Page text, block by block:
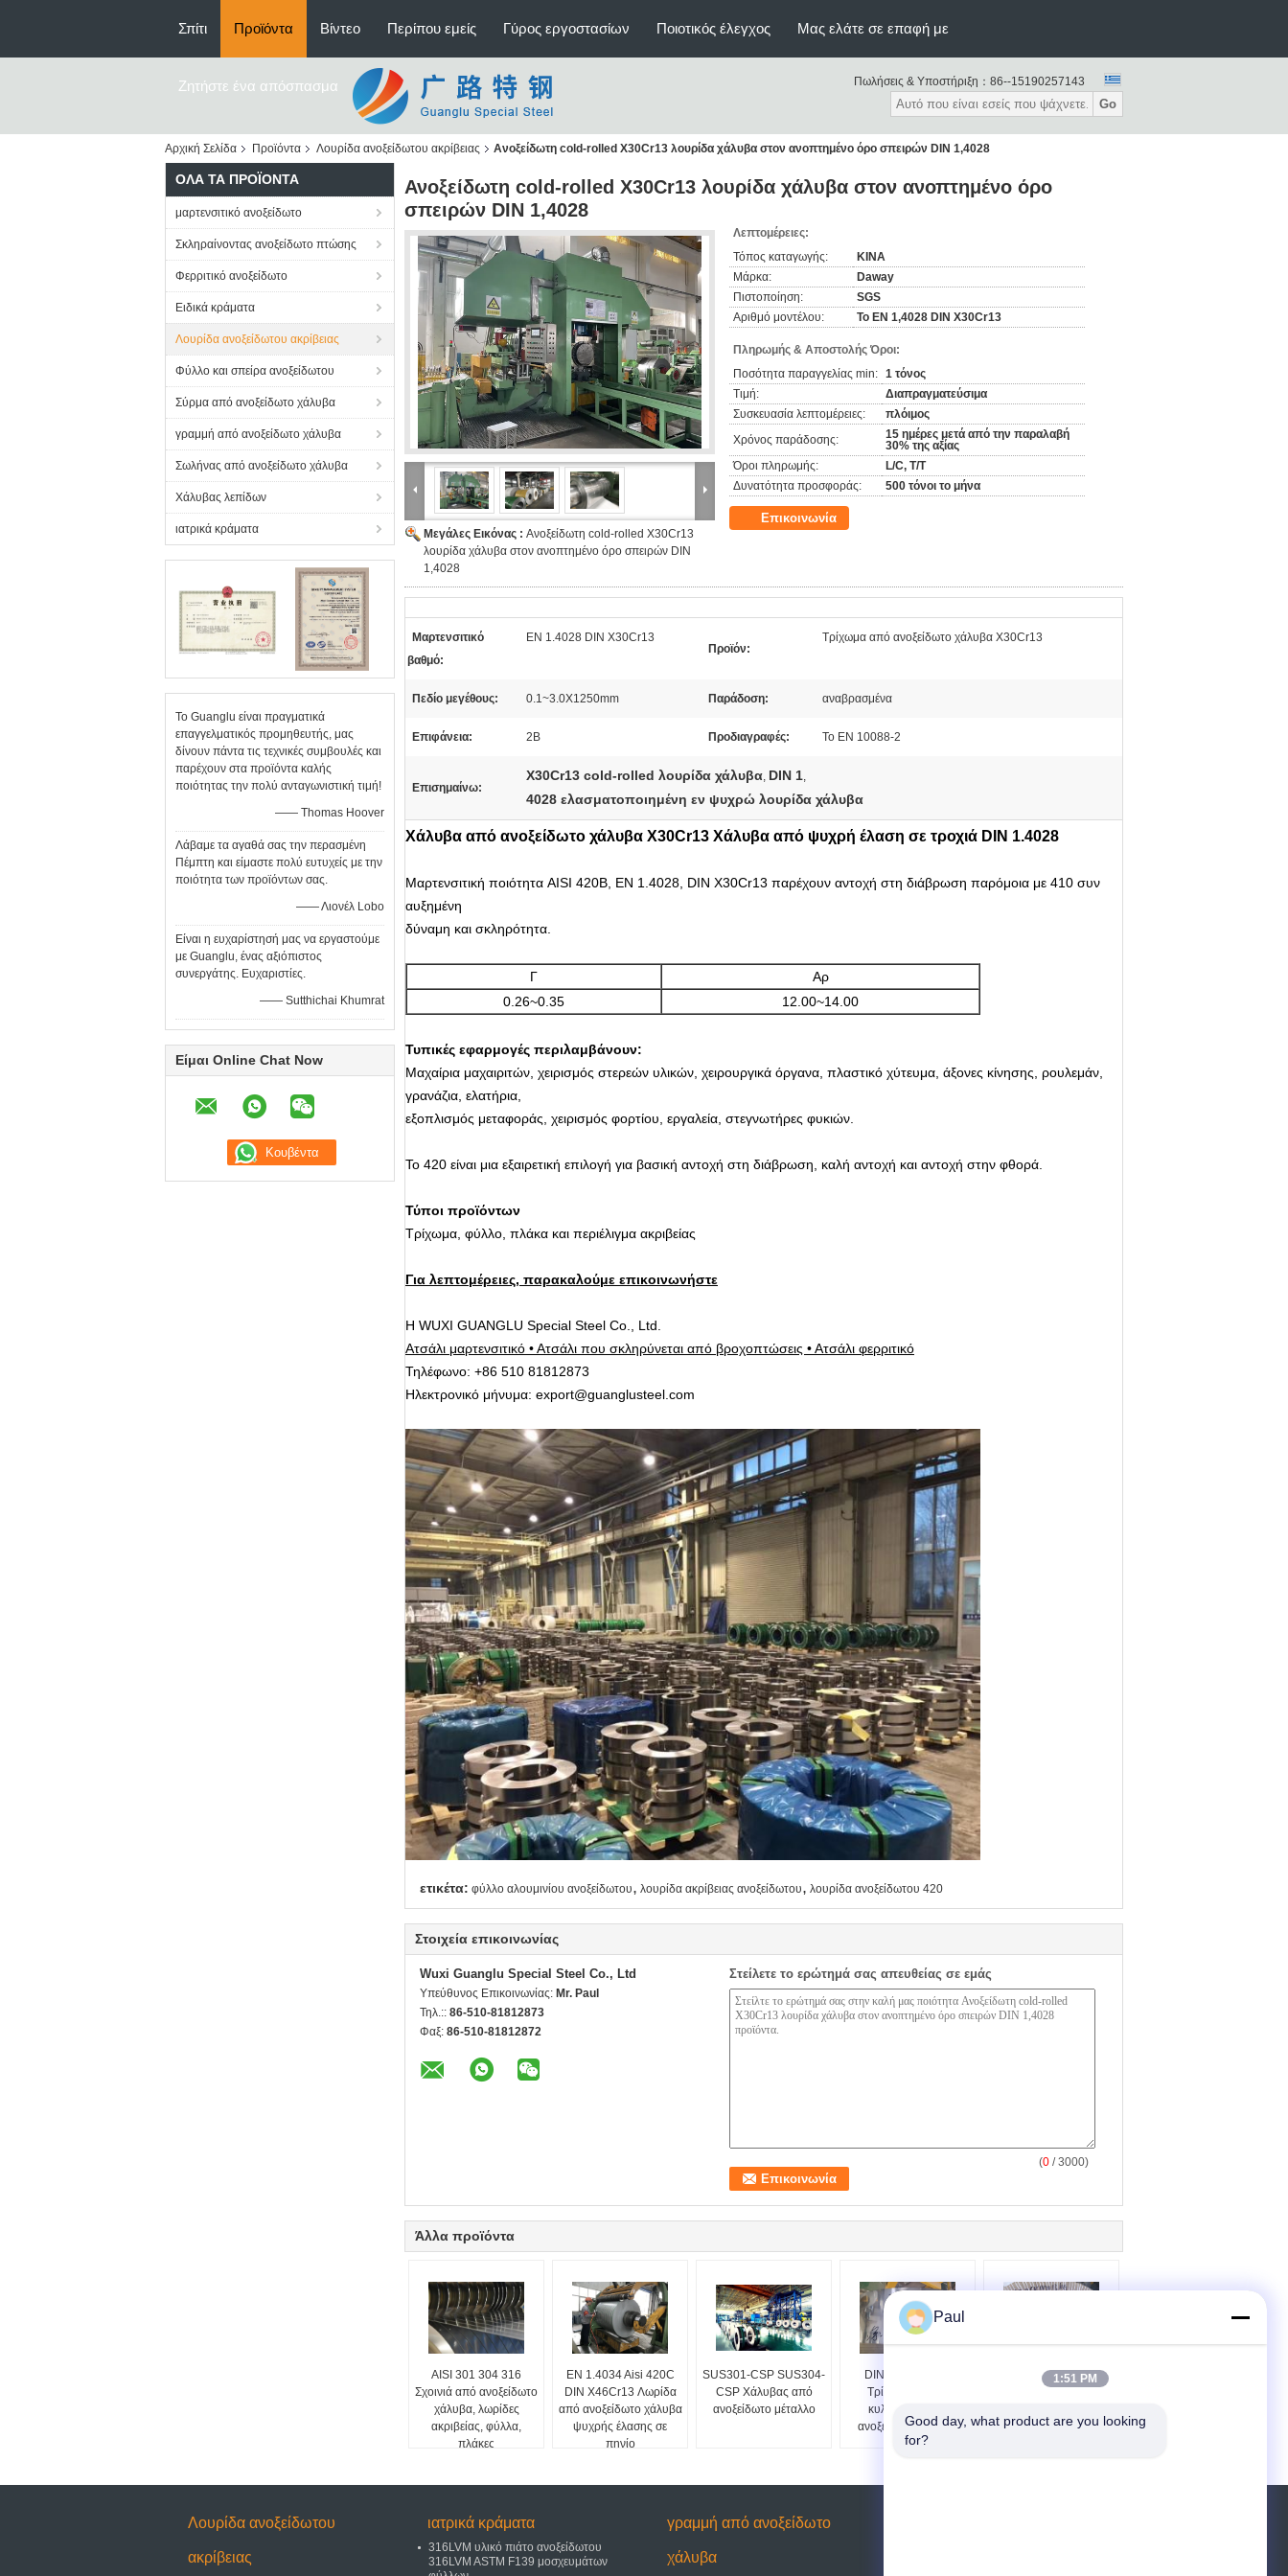
Σπίτι Προϊόντα Βίντεο Περίπου εμείς Γύρος εργοστασίων Ποιοτικός έλεγχος Μας ελάτε σε επαφή με
Ζητήστε ένα απόσπασμα Πωλήσεις & Υποστήριξη： 86--15190257143
Go
Αρχική Σελίδα Προϊόντα Λουρίδα ανοξείδωτου ακρίβειας Ανοξείδωτη cold-rolled X30Cr13 λουρίδα χάλυβα στον ανοπτημένο όρο σπειρών DIN 1,4028
ΌΛΑ ΤΑ ΠΡΟΪΌΝΤΑ
μαρτενσιτικό ανοξείδωτο
Σκληραίνοντας ανοξείδωτο πτώσης
Φερριτικό ανοξείδωτο
Ειδικά κράματα
Λουρίδα ανοξείδωτου ακρίβειας
Φύλλο και σπείρα ανοξείδωτου
Σύρμα από ανοξείδωτο χάλυβα
γραμμή από ανοξείδωτο χάλυβα
Σωλήνας από ανοξείδωτο χάλυβα
Χάλυβας λεπίδων
ιατρικά κράματα
Το Guanglu είναι πραγματικά
επαγγελματικός προμηθευτής, μας
δίνουν πάντα τις τεχνικές συμβουλές και
παρέχουν στα προϊόντα καλής
ποιότητας την πολύ ανταγωνιστική τιμή!
—— Thomas Hoover
Λάβαμε τα αγαθά σας την περασμένη
Πέμπτη και είμαστε πολύ ευτυχείς με την
ποιότητα των προϊόντων σας.
—— Λιονέλ Lobo
Είναι η ευχαρίστησή μας να εργαστούμε
με Guanglu, ένας αξιόπιστος
συνεργάτης. Ευχαριστίες.
—— Sutthichai Khumrat
Είμαι Online Chat Now
Ανοξείδωτη cold-rolled X30Cr13 λουρίδα χάλυβα στον ανοπτημένο όρο
σπειρών DIN 1,4028
Μεγάλες Εικόνας : Ανοξείδωτη cold-rolled X30Cr13
λουρίδα χάλυβα στον ανοπτημένο όρο σπειρών DIN
1,4028
Λεπτομέρειες:
Τόπος καταγωγής:
ΚΙΝΑ
Μάρκα:
Daway
Πιστοποίηση:
SGS
Αριθμό μοντέλου:
Το EN 1,4028 DIN X30Cr13
Πληρωμής & Αποστολής Όροι:
Ποσότητα παραγγελίας min: 1 τόνος
Τιμή:
Διαπραγματεύσιμα
Συσκευασία λεπτομέρειες:
πλόιμος
Χρόνος παράδοσης:
15 ημέρες μετά από την παραλαβή
30% της αξίας
Όροι πληρωμής:
L/C, T/T
Δυνατότητα προσφοράς:
500 τόνοι το μήνα
Επικοινωνία
Μαρτενσιτικό
βαθμό:
EN 1.4028 DIN X30Cr13
Προϊόν:
Τρίχωμα από ανοξείδωτο χάλυβα X30Cr13
Πεδίο μεγέθους: 0.1~3.0X1250mm Παράδοση: αναβρασμένα
Επιφάνεια: 2Β Προδιαγραφές: Το EN 10088-2
Επισημαίνω:
X30Cr13 cold-rolled λουρίδα χάλυβα, DIN 1,
4028 ελασματοποιημένη εν ψυχρώ λουρίδα χάλυβα
Χάλυβα από ανοξείδωτο χάλυβα X30Cr13 Χάλυβα από ψυχρή έλαση σε τροχιά DIN 1.4028
Μαρτενσιτική ποιότητα AISI 420B, EN 1.4028, DIN X30Cr13 παρέχουν αντοχή στη διάβρωση παρόμοια με 410 συν
αυξημένη
δύναμη και σκληρότητα.
Γ
Αρ
0.26~0.35
12.00~14.00
Τυπικές εφαρμογές περιλαμβάνουν:
Μαχαίρια μαχαιριτών, χειρισμός στερεών υλικών, χειρουργικά όργανα, πλαστικό χύτευμα, άξονες κίνησης, ρουλεμάν,
γρανάζια, ελατήρια,
εξοπλισμός μεταφοράς, χειρισμός φορτίου, εργαλεία, στεγνωτήρες φυκιών.
Το 420 είναι μια εξαιρετική επιλογή για βασική αντοχή στη διάβρωση, καλή αντοχή και αντοχή στην φθορά.
Τύποι προϊόντων
Τρίχωμα, φύλλο, πλάκα και περιέλιγμα ακριβείας
Για λεπτομέρειες, παρακαλούμε επικοινωνήστε
Η WUXI GUANGLU Special Steel Co., Ltd.
Ατσάλι μαρτενσιτικό • Ατσάλι που σκληρύνεται από βροχοπτώσεις • Ατσάλι φερριτικό
Τηλέφωνο: +86 510 81812873
Ηλεκτρονικό μήνυμα: export@guanglusteel.com
ετικέτα: φύλλο αλουμινίου ανοξείδωτου, λουρίδα ακρίβειας ανοξείδωτου, λουρίδα ανοξείδωτου 420
Στοιχεία επικοινωνίας
Wuxi Guanglu Special Steel Co., Ltd
Υπεύθυνος Επικοινωνίας: Mr. Paul
Τηλ.:: 86-510-81812873
Φαξ: 86-510-81812872
Στείλετε το ερώτημά σας απευθείας σε εμάς
(0 / 3000)
Άλλα προϊόντα
AISI 301 304 316
Σχοινιά από ανοξείδωτο
χάλυβα, λωρίδες
ακριβείας, φύλλα,
πλάκες
EN 1.4034 Aisi 420C
DIN X46Cr13 Λωρίδα
από ανοξείδωτο χάλυβα
ψυχρής έλασης σε
πηνίο
SUS301-CSP SUS304-
CSP Χάλυβας από
ανοξείδωτο μέταλλο
DIN X20CrMo13
Τρίχωμα ψυχρά
κυλίνδρων από
ανοξείδωτο χάλυβα
EN 1.4120 DIN
από ανοξείδωτο χάλυβα
Λουρίδα ανοξείδωτου
ακρίβειας
ιατρικά κράματα
316LVM υλικό πιάτο ανοξείδωτου
316LVM ASTM F139 μοσχευμάτων
γραμμή από ανοξείδωτο
χάλυβα
Paul
1:51 PM
Good day, what product are you looking
for?